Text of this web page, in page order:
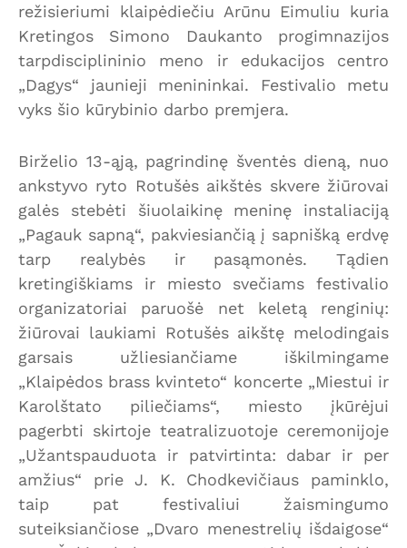
režisieriumi klaipėdiečiu Arūnu Eimuliu kuria
Kretingos Simono Daukanto progimnazijos
tarpdisciplininio meno ir edukacijos centro
„Dagys“ jaunieji menininkai. Festivalio metu
vyks šio kūrybinio darbo premjera.
Birželio 13-ąją, pagrindinę šventės dieną, nuo
ankstyvo ryto Rotušės aikštės skvere žiūrovai
galės stebėti šiuolaikinę meninę instaliaciją
„Pagauk sapną“, pakviesiančią į sapnišką erdvę
tarp realybės ir pasąmonės. Tądien
kretingiškiams ir miesto svečiams festivalio
organizatoriai paruošė net keletą renginių:
žiūrovai laukiami Rotušės aikštę melodingais
garsais užliesiančiame iškilmingame
„Klaipėdos brass kvinteto“ koncerte „Miestui ir
Karolštato piliečiams“, miesto įkūrėjui
pagerbti skirtoje teatralizuotoje ceremonijoje
„Užantspauduota ir patvirtinta: dabar ir per
amžius“ prie J. K. Chodkevičiaus paminklo,
taip pat festivaliui žaismingumo
suteiksiančiose „Dvaro menestrelių išdaigose“